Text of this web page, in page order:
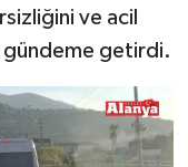
ve acil
gündeme getirdi.